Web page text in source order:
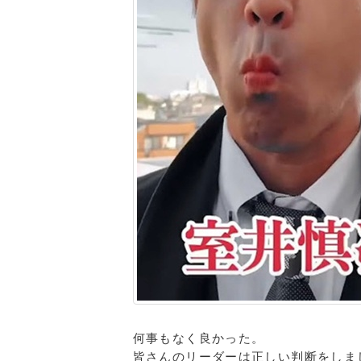
何事もなく良かった。
皆さんのリーダーは正しい判断をしま